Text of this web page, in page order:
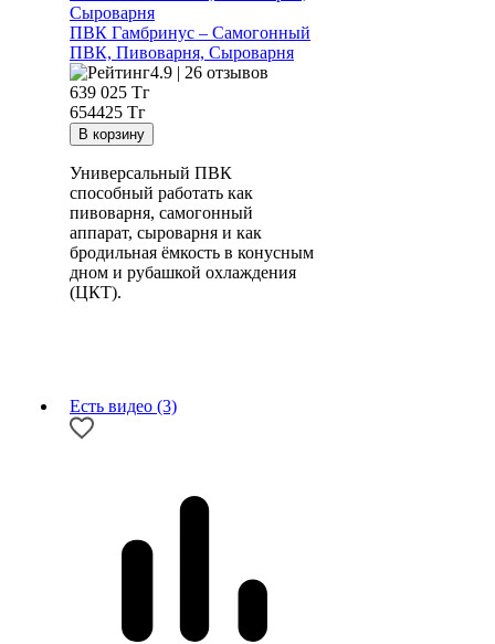
ПВК Гамбринус – Самогонный
ПВК, Пивоварня, Сыроварня
4.9 | 26 отзывов
639 025 Тг
654425 Тг
Универсальный ПВК
способный работать как
пивоварня, самогонный
аппарат, сыроварня и как
бродильная ёмкость в конусным
дном и рубашкой охлаждения
(ЦКТ).
Есть видео (3)